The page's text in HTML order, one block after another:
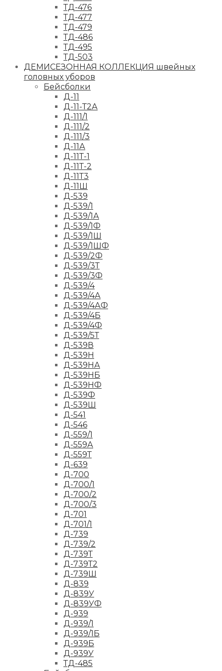
ТД-476
ТД-477
ТД-479
ТД-486
ТД-495
ТД-503
ДЕМИСЕЗОННАЯ КОЛЛЕКЦИЯ швейных
головных уборов
Бейсболки
Д-11
Д-11-Т2А
Д-111/1
Д-111/2
Д-111/3
Д-11А
Д-11Т-1
Д-11Т-2
Д-11Т3
Д-11Ш
Д-539
Д-539/1
Д-539/1А
Д-539/1Ф
Д-539/1Ш
Д-539/1ШФ
Д-539/2Ф
Д-539/3Т
Д-539/3Ф
Д-539/4
Д-539/4А
Д-539/4АФ
Д-539/4Б
Д-539/4Ф
Д-539/5Т
Д-539В
Д-539Н
Д-539НА
Д-539НБ
Д-539НФ
Д-539Ф
Д-539Ш
Д-541
Д-546
Д-559/1
Д-559А
Д-559Т
Д-639
Д-700
Д-700/1
Д-700/2
Д-700/3
Д-701
Д-701/1
Д-739
Д-739/2
Д-739Т
Д-739Т2
Д-739Ш
Д-839
Д-839У
Д-839УФ
Д-939
Д-939/1
Д-939/1Б
Д-939Б
Д-939У
ТД-485